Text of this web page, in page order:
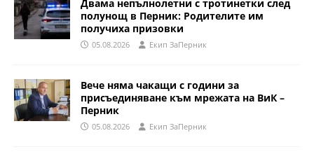
Двама непълнолетни с тротинетки след
полунощ в Перник: Родителите им
получиха призовки
05.08.2026 Eкип ЗаПерник
Вече няма чакащи с години за
присъединяване към мрежата на ВиК –
Перник
05.08.2026 Eкип ЗаПерник